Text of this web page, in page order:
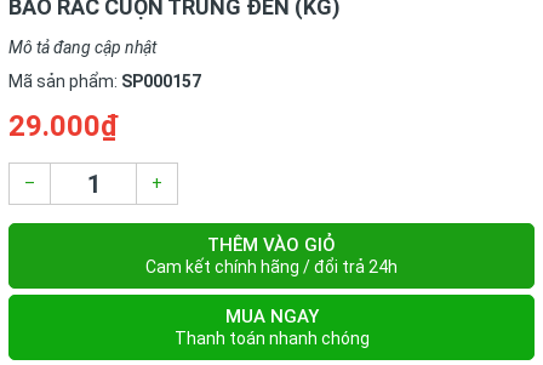
BAO RÁC CUỘN TRUNG ĐEN (KG)
Mô tả đang cập nhật
Mã sản phẩm: SP000157
29.000₫
– +
THÊM VÀO GIỎ
Cam kết chính hãng / đổi trả 24h
MUA NGAY
Thanh toán nhanh chóng